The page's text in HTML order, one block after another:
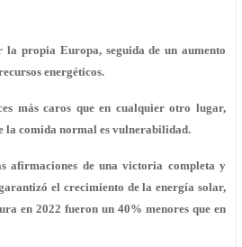
la propia Europa, seguida de un aumento
energéticos.
más caros que en cualquier otro lugar,
la comida normal es vulnerabilidad.
afirmaciones de una victoria completa y
el crecimiento de la energía solar,
en 2022 fueron un 40% menores que en